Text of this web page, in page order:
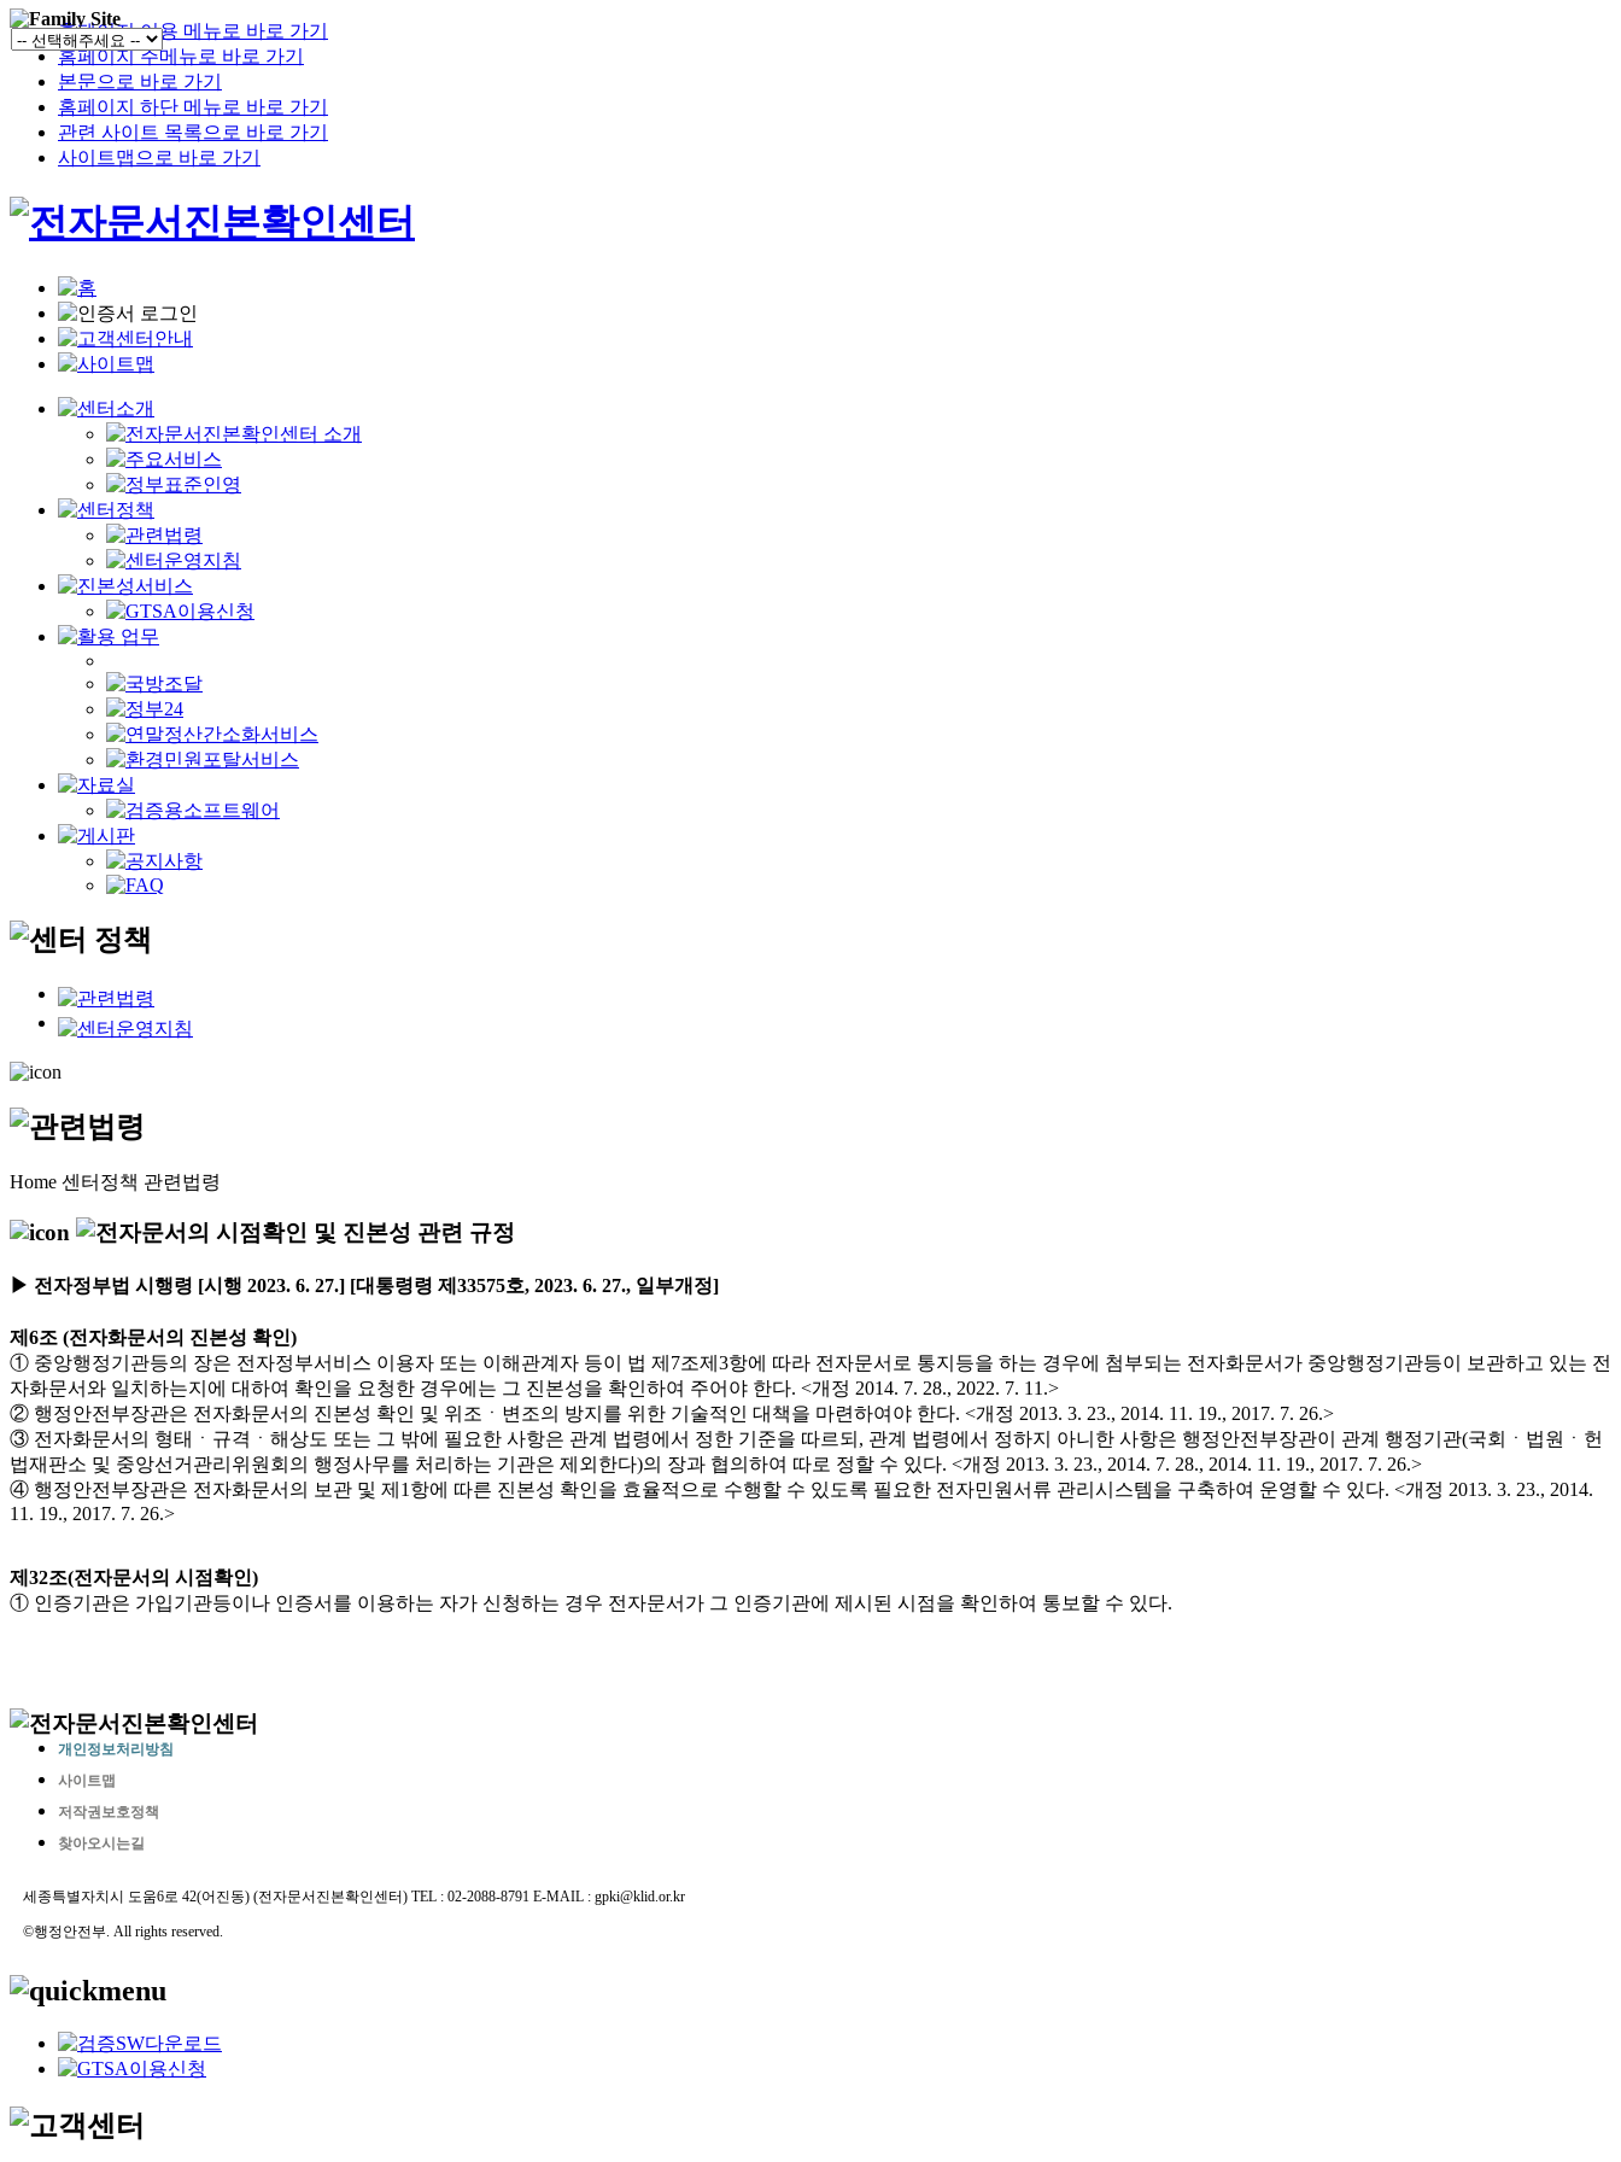
홈페이지 이용 메뉴로 바로 가기
홈페이지 주메뉴로 바로 가기
본문으로 바로 가기
홈페이지 하단 메뉴로 바로 가기
관련 사이트 목록으로 바로 가기
사이트맵으로 바로 가기
Home 센터정책 관련법령
▶ 전자정부법 시행령 [시행 2023. 6. 27.] [대통령령 제33575호, 2023. 6. 27., 일부개정]
제6조 (전자화문서의 진본성 확인)
① 중앙행정기관등의 장은 전자정부서비스 이용자 또는 이해관계자 등이 법 제7조제3항에 따라 전자문서로 통지등을 하는 경우에 첨부되는 전자화문서가 중앙행정기관등이 보관하고 있는 전
자화문서와 일치하는지에 대하여 확인을 요청한 경우에는 그 진본성을 확인하여 주어야 한다. <개정 2014. 7. 28., 2022. 7. 11.>
② 행정안전부장관은 전자화문서의 진본성 확인 및 위조ㆍ변조의 방지를 위한 기술적인 대책을 마련하여야 한다. <개정 2013. 3. 23., 2014. 11. 19., 2017. 7. 26.>
③ 전자화문서의 형태ㆍ규격ㆍ해상도 또는 그 밖에 필요한 사항은 관계 법령에서 정한 기준을 따르되, 관계 법령에서 정하지 아니한 사항은 행정안전부장관이 관계 행정기관(국회ㆍ법원ㆍ헌
법재판소 및 중앙선거관리위원회의 행정사무를 처리하는 기관은 제외한다)의 장과 협의하여 따로 정할 수 있다. <개정 2013. 3. 23., 2014. 7. 28., 2014. 11. 19., 2017. 7. 26.>
④ 행정안전부장관은 전자화문서의 보관 및 제1항에 따른 진본성 확인을 효율적으로 수행할 수 있도록 필요한 전자민원서류 관리시스템을 구축하여 운영할 수 있다. <개정 2013. 3. 23., 2014.
11. 19., 2017. 7. 26.>
제32조(전자문서의 시점확인)
① 인증기관은 가입기관등이나 인증서를 이용하는 자가 신청하는 경우 전자문서가 그 인증기관에 제시된 시점을 확인하여 통보할 수 있다.
개인정보처리방침
사이트맵
저작권보호정책
찾아오시는길
세종특별자치시 도움6로 42(어진동) (전자문서진본확인센터) TEL : 02-2088-8791 E-MAIL : gpki@klid.or.kr
©행정안전부. All rights reserved.